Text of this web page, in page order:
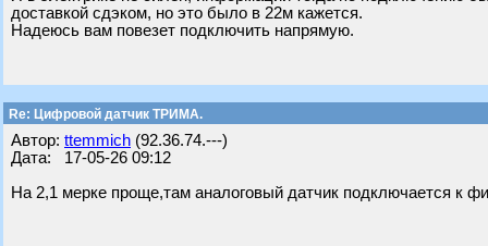
доставкой сдэком, но это было в 22м кажется.
Надеюсь вам повезет подключить напрямую.
Re: Цифровой датчик ТРИМА.
Автор: ttemmich (92.36.74.---)
Дата: 17-05-26 09:12
На 2,1 мерке проще,там аналоговый датчик подключается к